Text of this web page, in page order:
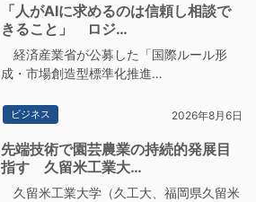
「人がAIに求めるのは信頼し相談で
きること」 ロジ…
経済産業省が公募した「国際ルール形
成・市場創造型標準化推進…
ビジネス 2026年8月6日
先端技術で園芸農業の持続的発展目
指す 久留米工業大…
久留米工業大学（久工大、福岡県久留米